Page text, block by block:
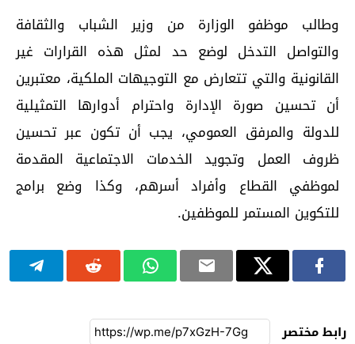
وطالب موظفو الوزارة من وزير الشباب والثقافة
والتواصل التدخل لوضع حد لمثل هذه القرارات غير
القانونية والتي تتعارض مع التوجيهات الملكية، معتبرين
أن تحسين صورة الإدارة واحترام أدوارها التمثيلية
للدولة والمرفق العمومي، يجب أن تكون عبر تحسين
ظروف العمل وتجويد الخدمات الاجتماعية المقدمة
لموظفي القطاع وأفراد أسرهم، وكذا وضع برامج
للتكوين المستمر للموظفين.
رابط مختصر